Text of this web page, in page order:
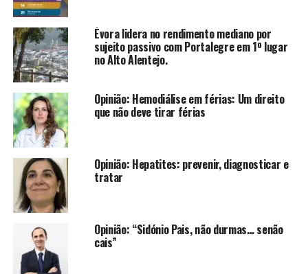
Évora lidera no rendimento mediano por
sujeito passivo com Portalegre em 1º lugar
no Alto Alentejo.
Opinião: Hemodiálise em férias: Um direito
que não deve tirar férias
Opinião: Hepatites: prevenir, diagnosticar e
tratar
Opinião: “Sidónio Pais, não durmas… senão
cais”